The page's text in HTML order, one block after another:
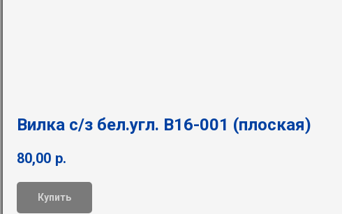
Вилка с/з бел.угл. В16-001 (плоская)
80,00 р.
Купить